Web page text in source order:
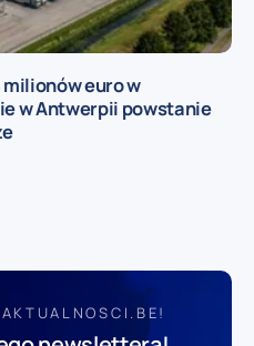
euro w
w Antwerpii powstanie